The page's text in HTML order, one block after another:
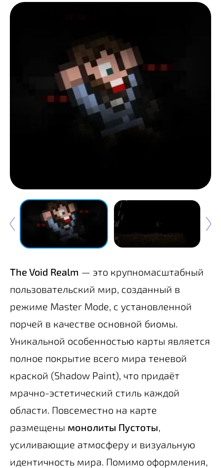
The Void Realm — это крупномасштабный
пользовательский мир, созданный в
режиме Master Mode, с установленной
порчей в качестве основной биомы.
Уникальной особенностью карты является
полное покрытие всего мира теневой
краской (Shadow Paint), что придаёт
мрачно-эстетический стиль каждой
области. Повсеместно на карте
размещены монолиты Пустоты
усиливающие атмосферу и визуальную
идентичность мира. Помимо оформления,